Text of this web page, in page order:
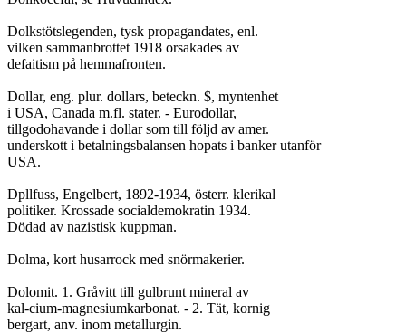
Dolkstötslegenden, tysk propagandates, enl.
vilken sammanbrottet 1918 orsakades av
defaitism på hemmafronten.
Dollar, eng. plur. dollars, beteckn. $, myntenhet
i USA, Canada m.fl. stater. - Eurodollar,
tillgodohavande i dollar som till följd av amer.
underskott i betalningsbalansen hopats i banker utanför
USA.
Dpllfuss, Engelbert, 1892-1934, österr. klerikal
politiker. Krossade socialdemokratin 1934.
Dödad av nazistisk kuppman.
Dolma, kort husarrock med snörmakerier.
Dolomit. 1. Gråvitt till gulbrunt mineral av
kal-cium-magnesiumkarbonat. - 2. Tät, kornig
bergart, anv. inom metallurgin.